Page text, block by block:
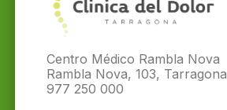
Centro Médico Rambla Nova
Rambla Nova, 103, Tarragona
977 250 000